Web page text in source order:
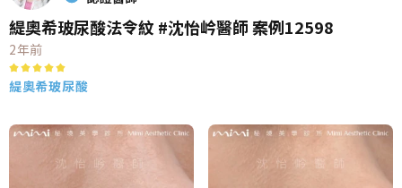
緹奧希玻尿酸法令紋 #沈怡岒醫師 案例12598
2年前
緹奧希玻尿酸